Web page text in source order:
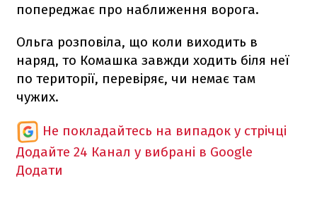
попереджає про наближення ворога.
Ольга розповіла, що коли виходить в
наряд, то Комашка завжди ходить біля неї
по території, перевіряє, чи немає там
чужих.
Не покладайтесь на випадок у стрічці
Додайте 24 Канал у вибрані в Google
Додати